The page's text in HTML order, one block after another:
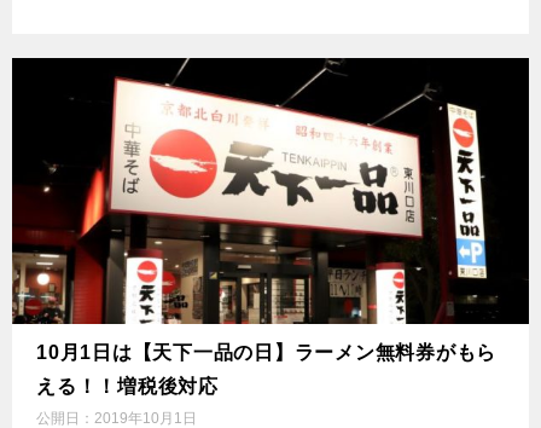
10月1日は【天下一品の日】ラーメン無料券がもら
える！！増税後対応
公開日： 2019年10月1日